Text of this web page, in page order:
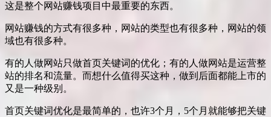
这是整个网站赚钱项目中最重要的东西。
网站赚钱的方式有很多种，网站的类型也有很多种，网站的领
域也有很多种。
有的人做网站只做首页关键词的优化；有的人做网站是运营整
站的排名和流量。而想什么值得买这种，做到后面都能上市的
又是一种级别。
首页关键词优化是最简单的，也许3个月，5个月就能够把关键